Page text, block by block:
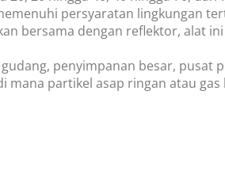
persyaratan lingkungan
bersama dengan reflektor, alat
penyimpanan besar, pusat
partikel asap ringan atau gas